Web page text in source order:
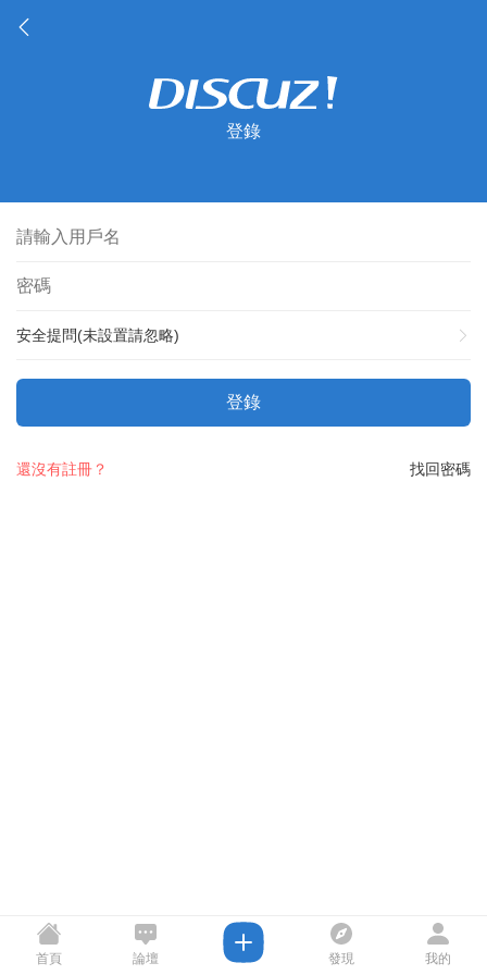
登錄
安全提問(未設置請忽略)
登錄
找回密碼
還沒有註冊？
首頁 論壇 發現 我的